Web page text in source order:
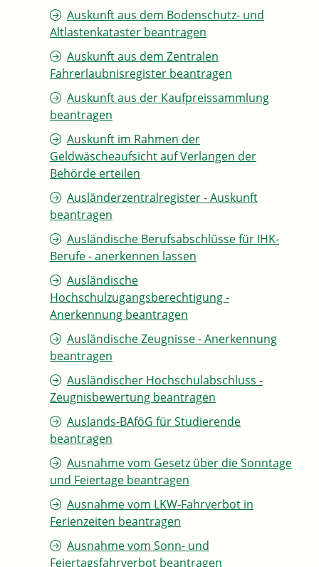
Auskunft aus dem Bodenschutz- und
Altlastenkataster beantragen
Auskunft aus dem Zentralen
Fahrerlaubnisregister beantragen
Auskunft aus der Kaufpreissammlung
beantragen
Auskunft im Rahmen der
Geldwäscheaufsicht auf Verlangen der
Behörde erteilen
Ausländerzentralregister - Auskunft
beantragen
Ausländische Berufsabschlüsse für IHK-
Berufe - anerkennen lassen
Ausländische
Hochschulzugangsberechtigung -
Anerkennung beantragen
Ausländische Zeugnisse - Anerkennung
beantragen
Ausländischer Hochschulabschluss -
Zeugnisbewertung beantragen
Auslands-BAföG für Studierende
beantragen
Ausnahme vom Gesetz über die Sonntage
und Feiertage beantragen
Ausnahme vom LKW-Fahrverbot in
Ferienzeiten beantragen
Ausnahme vom Sonn- und
Feiertagsfahrverbot beantragen